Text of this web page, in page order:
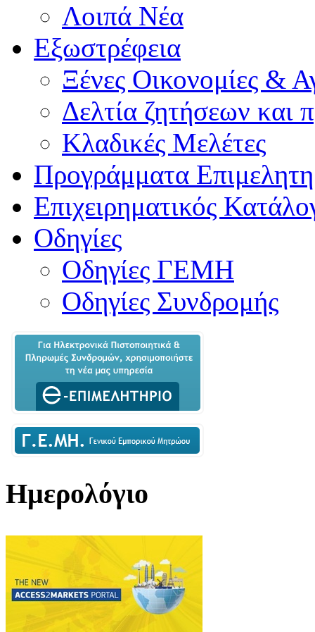
Λοιπά Νέα
Εξωστρέφεια
Ξένες Οικονομίες &
Δελτία ζητήσεων
Κλαδικές Μελέτες
Προγράμματα
Επιχειρηματικός
Οδηγίες
Οδηγίες ΓΕΜΗ
Οδηγίες Συνδρομής
Ημερολόγιο